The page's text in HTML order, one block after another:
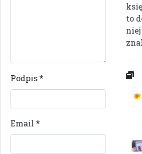
Podpis*
Email *
to
niej